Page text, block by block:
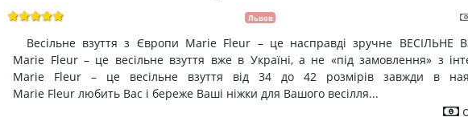
Львов
Весільне взуття з Європи Marie Fleur – це насправді зручне ВЕСІЛЬНЕ
Marie Fleur – це весільне взуття вже в Україні, а не «під замовлення» з
Marie Fleur – це весільне взуття від 34 до 42 розмірів завжди в
Marie Fleur любить Вас і береже Ваші ніжки для Вашого весілля...